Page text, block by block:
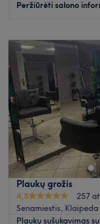
Peržiūrėti salono
Antradienis
Trečiadienis
Ketvirtadienis
Penktadienis
Šeštadienis
Sekmadienis
Grožio studijoje Tik Tau
kurioje lengva
meistrės rūpinasi
kruopščiai atliekamų
plaukų kirpimų ir
kuriamas su šiluma ir
skania kava.
Plaukų grožis
4,8
257
Senamiestis, Klaipeda
Plaukų sušukavimas